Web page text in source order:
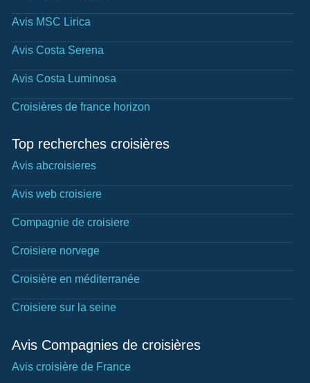
Avis MSC Lirica
Avis Costa Serena
Avis Costa Luminosa
Croisières de france horizon
Top recherches croisières
Avis abcroisieres
Avis web croisiere
Compagnie de croisiere
Croisiere norvege
Croisière en méditerranée
Croisiere sur la seine
Avis Compagnies de croisières
Avis croisière de France